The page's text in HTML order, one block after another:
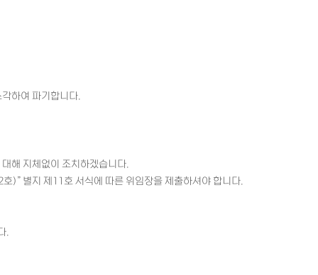
하여 파기합니다.
해 지체없이 조치하겠습니다.
)” 별지 제11호 서식에 따른 위임장을 제출하셔야 합니다.
.